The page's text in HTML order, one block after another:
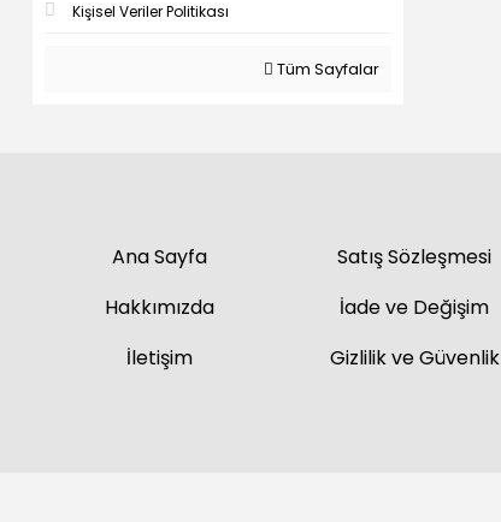
Kişisel Veriler Politikası
Tüm Sayfalar
Ana Sayfa
Hakkımızda
İletişim
Satış Sözleşmesi
İade ve Değişim
Gizlilik ve Güvenlik